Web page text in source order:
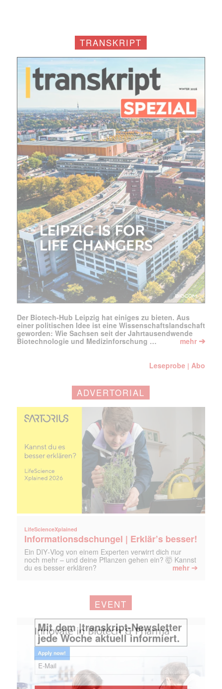
TRANSKRIPT
Der Biotech-Hub Leipzig hat einiges zu bieten. Aus
einer politischen Idee ist eine Wissenschaftslandschaft
geworden: Wie Sachsen seit der Jahrtausendwende
Biotechnologie und Medizinforschung …
mehr ➔
Leseprobe |Abo
ADVERTORIAL
LifeScienceXplained
Informationsdschungel | Erklär’s besser!
Ein DIY‑Vlog von einem Experten verwirrt dich nur
noch mehr – und deine Pflanzen gehen ein? 🤯 Kannst
du es besser erklären?
mehr ➔
EVENT